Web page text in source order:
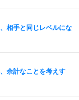
相手と同じレベルにな
余計なことを考えす